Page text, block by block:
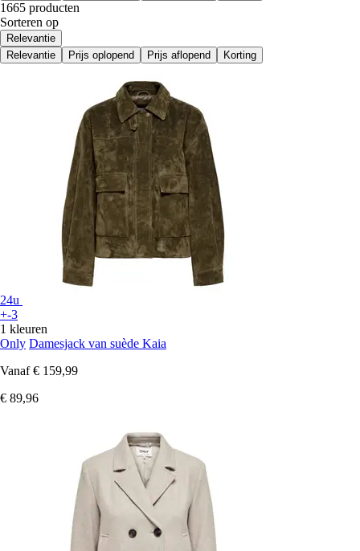
1665 producten
Sorteren op
Relevantie
Relevantie
Prijs oplopend Prijs aflopend Korting
24u
+-3
1 kleuren
Only Damesjack van suède Kaia
Vanaf € 159,99
€ 89,96